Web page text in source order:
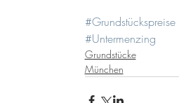
#Grundstückspreise
#Untermenzing
Grundstücke
München